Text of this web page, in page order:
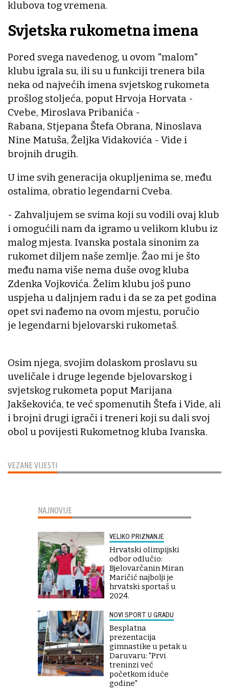
VEZANE VIJESTI
klubova tog vremena.
Svjetska rukometna imena
Pored svega navedenog, u ovom "malom"
klubu igrala su, ili su u funkciji trenera bila
neka od najvećih imena svjetskog rukometa
prošlog stoljeća, poput Hrvoja Horvata -
Cvebe, Miroslava Pribanića -
Rabana, Stjepana Štefa Obrana, Ninoslava
Nine Matuša, Željka Vidakovića - Vide i
brojnih drugih.
U ime svih generacija okupljenima se, među
ostalima, obratio legendarni Cveba.
- Zahvaljujem se svima koji su vodili ovaj klub
i omogućili nam da igramo u velikom klubu iz
malog mjesta. Ivanska postala sinonim za
rukomet diljem naše zemlje. Žao mi je što
među nama više nema duše ovog kluba
Zdenka Vojkovića. Želim klubu još puno
uspjeha u daljnjem radu i da se za pet godina
opet svi nađemo na ovom mjestu, poručio
je legendarni bjelovarski rukometaš.
Osim njega, svojim dolaskom proslavu su
uveličale i druge legende bjelovarskog i
svjetskog rukometa poput Marijana
Jakšekovića, te već spomenutih Štefa i Vide, ali
i brojni drugi igrači i treneri koji su dali svoj
obol u povijesti Rukometnog kluba Ivanska.
NAJNOVIJE
VELIKO PRIZNANJE
Hrvatski olimpijski
odbor odlučio:
Bjelovarčanin Miran
Maričić najbolji je
hrvatski sportaš u
2024.
NOVI SPORT U GRADU
Besplatna
prezentacija
gimnastike u petak u
Daruvaru: "Prvi
treninzi već
početkom iduće
godine"